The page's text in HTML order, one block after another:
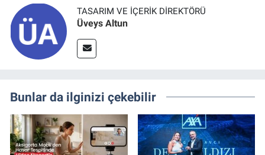
TASARIM VE İÇERIK DIREKTÖRÜ
Üveys Altun
Bunlar da ilginizi çekebilir